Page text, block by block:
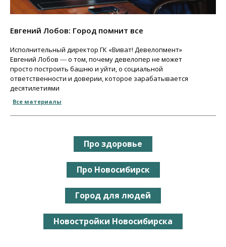
Евгений Лобов: Город помнит все
Исполнительный директор ГК «Виват! Девелопмент»
Евгений Лобов ― о том, почему девелопер не может
просто построить башню и уйти, о социальной
ответственности и доверии, которое зарабатывается
десятилетиями
Все материалы
Про здоровье
Про Новосибирск
Город для людей
Новостройки Новосибирска